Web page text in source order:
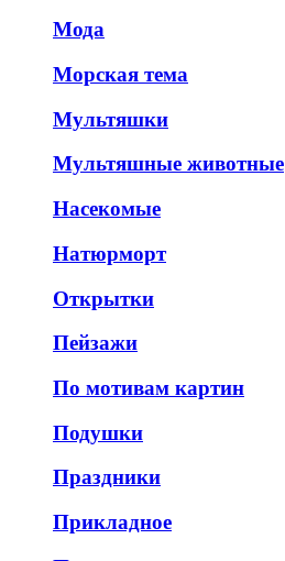
Мода
Морская тема
Мультяшки
Мультяшные животные
Насекомые
Натюрморт
Открытки
Пейзажи
По мотивам картин
Подушки
Праздники
Прикладное